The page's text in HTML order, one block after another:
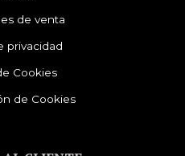
de venta
privacidad
Cookies
de Cookies